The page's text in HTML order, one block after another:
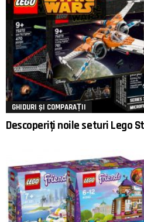
GHIDURI ȘI COMPARAȚII
Descoperiți noile seturi Lego